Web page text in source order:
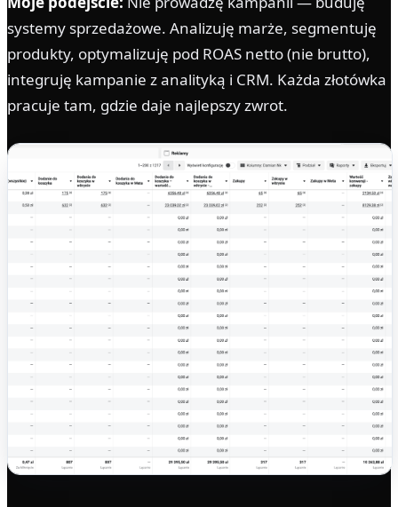
systemy sprzedażowe. Analizuję marże, segmentuję
produkty, optymalizuję pod ROAS netto (nie brutto),
integruję kampanie z analityką i CRM. Każda złotówka
pracuje tam, gdzie daje najlepszy zwrot.